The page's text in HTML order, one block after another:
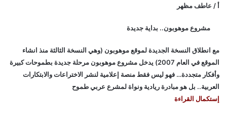
أ / عاطف مظهر
مشروع موهوبون.. بداية جديدة
مع انطلاق النسخة الجديدة لموقع موهوبون (وهي النسخة الثالثة منذ انشاء
الموقع في العام 2007) يدخل مشروع موهوبون مرحلة جديدة بطموحات كبيرة
وأفكار متجددة… فهو ليس فقط منصة إعلامية لنشر الاختراعات والابتكارات
العربية.. بل هو مبادرة ريادية ونواة لمشرع عربي طموح
إستكمال القراءة